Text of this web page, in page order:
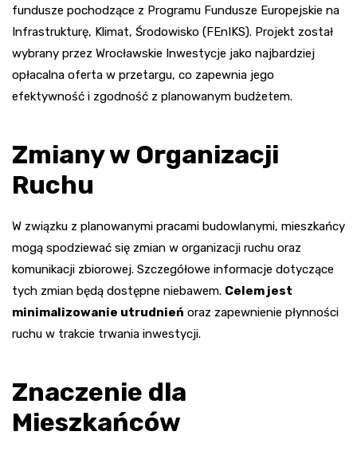
fundusze pochodzące z Programu Fundusze Europejskie na
Infrastrukturę, Klimat, Środowisko (FEnIKS). Projekt został
wybrany przez Wrocławskie Inwestycje jako najbardziej
opłacalna oferta w przetargu, co zapewnia jego
efektywność i zgodność z planowanym budżetem.
Zmiany w Organizacji
Ruchu
W związku z planowanymi pracami budowlanymi, mieszkańcy
mogą spodziewać się zmian w organizacji ruchu oraz
komunikacji zbiorowej. Szczegółowe informacje dotyczące
tych zmian będą dostępne niebawem. Celem jest
minimalizowanie utrudnień oraz zapewnienie płynności
ruchu w trakcie trwania inwestycji.
Znaczenie dla
Mieszkańców